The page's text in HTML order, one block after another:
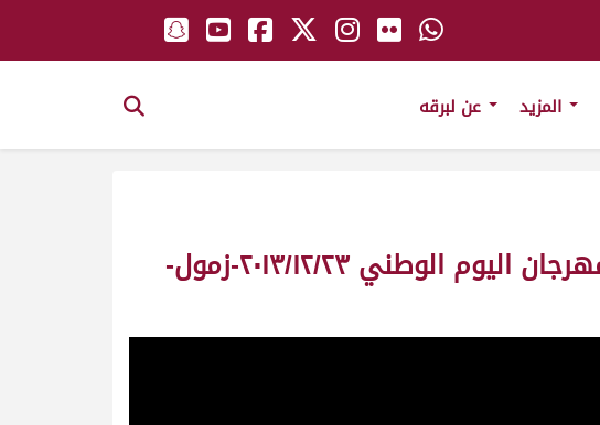
ش٢ رعد ملك/ سعيد راشد حمد غدير الكتبي ( درع اليوم الوطني )-مهرجان اليوم الوطني ٢٠١٣/١٢/٢٣-زمول-